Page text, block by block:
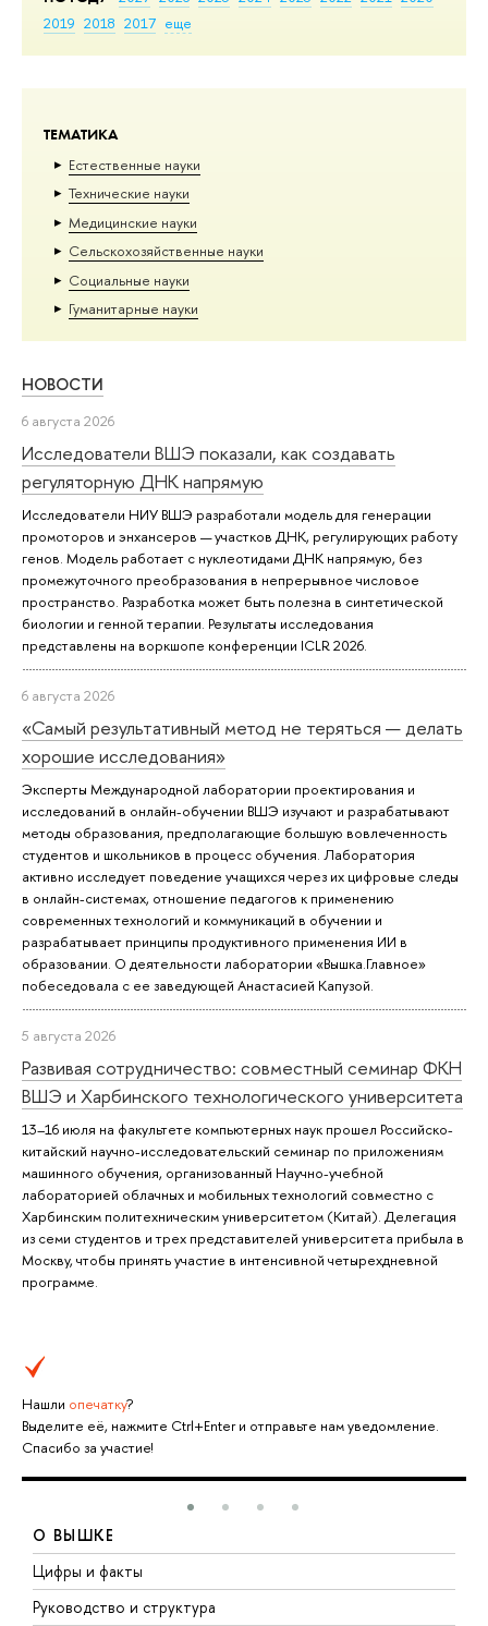
2019 2018 2017 еще
ТЕМАТИКА
Естественные науки
Тех­ничес­кие науки
Медицинские науки
Сельскохозяйственные науки
Социальные науки
Гуманитарные науки
НОВОСТИ
6 августа 2026
Исследователи ВШЭ показали, как создавать
регуляторную ДНК напрямую
Исследователи НИУ ВШЭ разработали модель для генерации
промоторов и энхансеров — участков ДНК, регулирующих работу
генов. Модель работает с нуклеотидами ДНК напрямую, без
промежуточного преобразования в непрерывное числовое
пространство. Разработка может быть полезна в синтетической
биологии и генной терапии. Результаты исследования
представлены на воркшопе конференции ICLR 2026.
6 августа 2026
«Самый результативный метод не теряться — делать
хорошие исследования»
Эксперты Международной лаборатории проектирования и
исследований в онлайн-обучении ВШЭ изучают и разрабатывают
методы образования, предполагающие большую вовлеченность
студентов и школьников в процесс обучения. Лаборатория
активно исследует поведение учащихся через их цифровые следы
в онлайн-системах, отношение педагогов к применению
современных технологий и коммуникаций в обучении и
разрабатывает принципы продуктивного применения ИИ в
образовании. О деятельности лаборатории «Вышка.Главное»
побеседовала с ее заведующей Анастасией Капузой.
5 августа 2026
Развивая сотрудничество: совместный семинар ФКН
ВШЭ и Харбинского технологического университета
13–16 июля на факультете компьютерных наук прошел Российско-
китайский научно-исследовательский семинар по приложениям
машинного обучения, организованный Научно-учебной
лабораторией облачных и мобильных технологий совместно с
Харбинским политехническим университетом (Китай). Делегация
из семи студентов и трех представителей университета прибыла в
Москву, чтобы принять участие в интенсивной четырехдневной
программе.
Нашли опечатку?
Выделите её, нажмите Ctrl+Enter и отправьте нам уведомление.
Спасибо за участие!
О ВЫШКЕ
Цифры и факты
Руководство и структура